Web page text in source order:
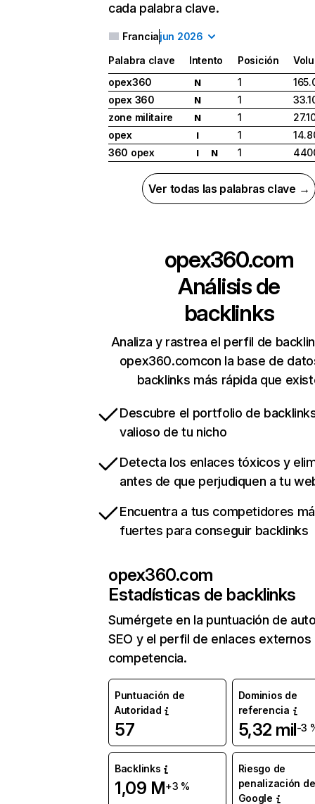
cada palabra clave.
Franciajun 2026
Palabra clave Intento Posición
opex360
N 1
opex 360
N 1
zone militaire
N 1
opex
I 1
360 opex
I N 1
Ver todas las palabras clave →
opex360.com
Análisis de
backlinks
Analiza y rastrea el perfil de
opex360.comcon la base de
backlinks más rápida que
Descubre el portfolio de
valioso de tu nicho
Detecta los enlaces tóxicos y
antes de que perjudiquen a tu
Encuentra a tus competidores
fuertes para conseguir backlinks
opex360.com
Estadísticas de backlinks
Sumérgete en la puntuación de
SEO y el perfil de enlaces externos
competencia.
Puntuación de
Autoridad
57
Dominios de
referencia
5,32 mil-3
Backlinks
1,09 M+3 %
Riesgo de
penalización de
Google